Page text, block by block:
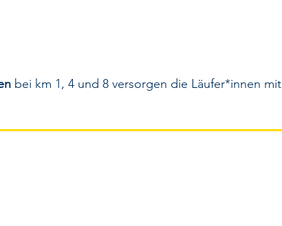
bei km 1, 4 und 8 versorgen die Läufer*innen mit